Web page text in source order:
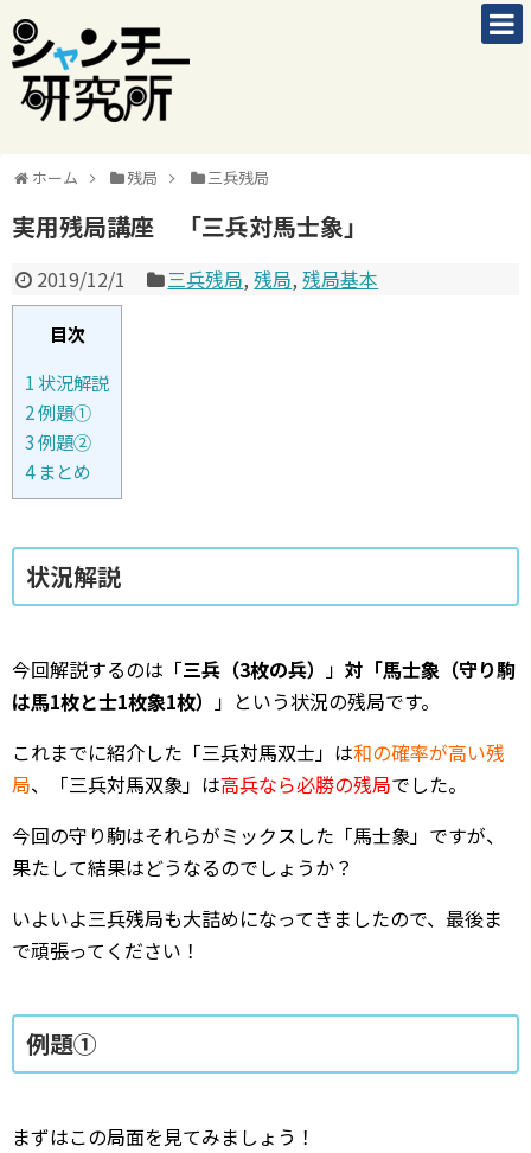
ホーム 残局 三兵残局
実用残局講座 「三兵対馬士象」
2019/12/1 三兵残局,残局,残局基本
目次
1状況解説
2例題①
3例題②
4まとめ
状況解説
今回解説するのは「三兵（3枚の兵） 」 対「馬士象（守り駒
は馬1枚と士1枚象1枚） 」という状況の残局です。
これまでに紹介した「三兵対馬双士」は和の確率が高い残
局、「三兵対馬双象」は高兵なら必勝の残局でした。
今回の守り駒はそれらがミックスした「馬士象」ですが、
果たして結果はどうなるのでしょうか？
いよいよ三兵残局も大詰めになってきましたので、最後ま
で頑張ってください！
例題①
まずはこの局面を見てみましょう！